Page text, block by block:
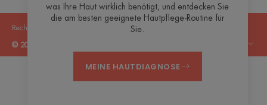
was Ihre Haut wirklich benötigt, und entdecken Sie
die am besten geeignete Hautpflege-Routine für
Sie.
MEINE HAUTDIAGNOSE
Rechtliche Hinweise Datenschutzrichtlinie
© 2026 Eau Thermale Avène